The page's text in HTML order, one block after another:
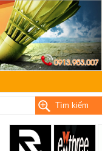
Tìm kiếm